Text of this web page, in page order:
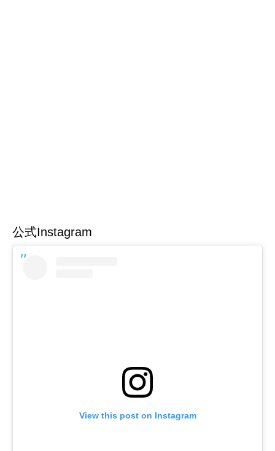
公式Instagram
View this post on Instagram